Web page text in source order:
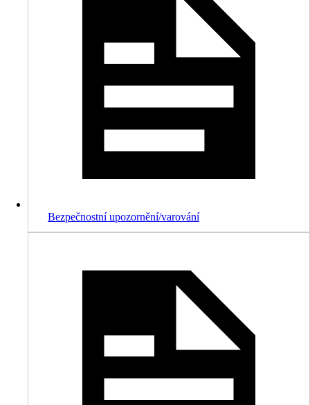
Bezpečnostní upozornění/varování